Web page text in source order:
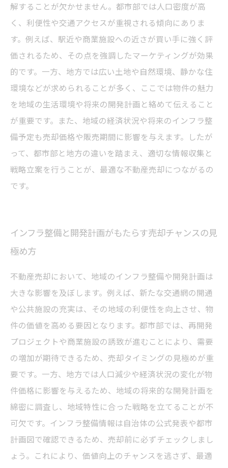
解することが欠かせません。都市部では人口密度が高
く、利便性や交通アクセスが重視される傾向にありま
す。例えば、駅近や商業施設への近さが買い手に強く評
価されるため、その点を強調したマーケティングが効果
的です。一方、地方では広い土地や自然環境、静かな住
環境などが求められることが多く、ここでは物件の魅力
を地域の生活環境や将来の開発計画と絡めて伝えること
が重要です。また、地域の経済状況や将来のインフラ整
備予定も売却価格や販売期間に影響を与えます。したが
って、都市部と地方の違いを踏まえ、適切な情報収集と
戦略立案を行うことが、最適な不動産売却につながるの
です。
インフラ整備と開発計画がもたらす売却チャンスの見
極め方
不動産売却において、地域のインフラ整備や開発計画は
大きな影響を及ぼします。例えば、新たな交通網の開通
や公共施設の充実は、その地域の利便性を向上させ、物
件の価値を高める要因となります。都市部では、再開発
プロジェクトや商業施設の誘致が進むことにより、需要
の増加が期待できるため、売却タイミングの見極めが重
要です。一方、地方では人口減少や経済状況の変化が物
件価格に影響を与えるため、地域の将来的な開発計画を
綿密に調査し、地域特性に合った戦略を立てることが不
可欠です。インフラ整備情報は自治体の公式発表や都市
計画図で確認できるため、売却前に必ずチェックしまし
ょう。これにより、価値向上のチャンスを逃さず、最適